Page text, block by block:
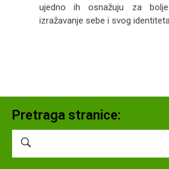
ujedno ih osnažuju za
izražavanje sebe i svog identiteta.
Pretraga stranice: